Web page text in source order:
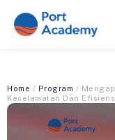
Home / Program /
Keselamatan Dan